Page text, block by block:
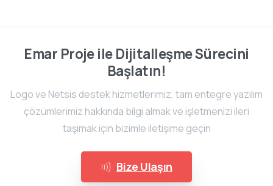
Emar Proje ile Dijitalleşme Sürecini
Başlatın!
Logo ve Netsis destek hizmetlerimiz, tam entegre yazılım
çözümlerimiz hakkında bilgi almak ve işletmenizi ileri
taşımak için bizimle iletişime geçin
Bize Ulaşın